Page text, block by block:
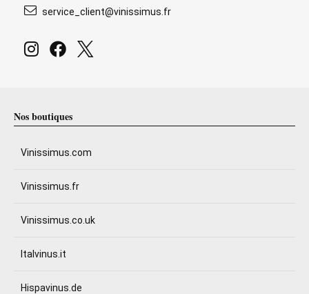
service_client@vinissimus.fr
Nos boutiques
Vinissimus.com
Vinissimus.fr
Vinissimus.co.uk
Italvinus.it
Hispavinus.de